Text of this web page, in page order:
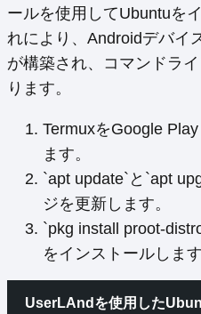
ールを使用してUbuntuを
れにより、Androidデバイ
が構築され、コマンドラ
ります。
TermuxをGoogle
ます。
`apt update`と`apt
ジを更新します。
`pkg install proot-
をインストールします
UserLAndを使用した